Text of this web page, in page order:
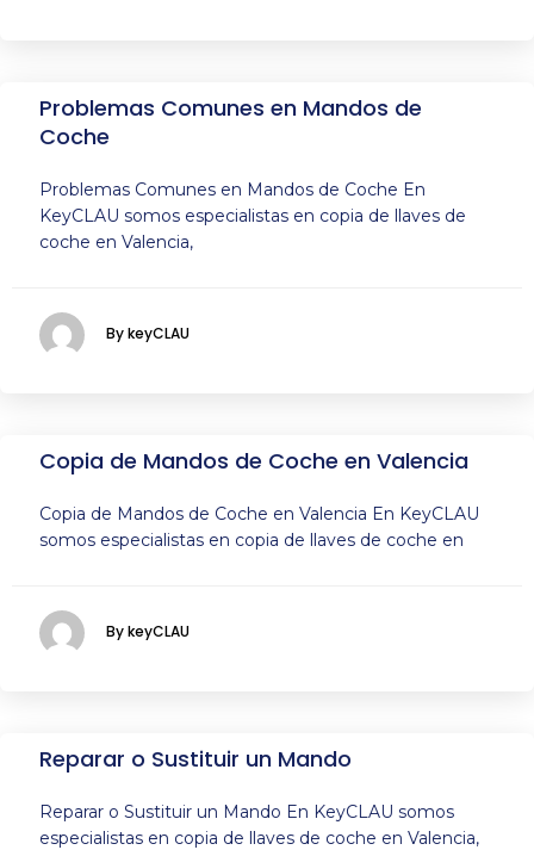
Problemas Comunes en Mandos de
Coche
Problemas Comunes en Mandos de Coche En
KeyCLAU somos especialistas en copia de llaves de
coche en Valencia,
By keyCLAU
Copia de Mandos de Coche en Valencia
Copia de Mandos de Coche en Valencia En KeyCLAU
somos especialistas en copia de llaves de coche en
By keyCLAU
Reparar o Sustituir un Mando
Reparar o Sustituir un Mando En KeyCLAU somos
especialistas en copia de llaves de coche en Valencia,